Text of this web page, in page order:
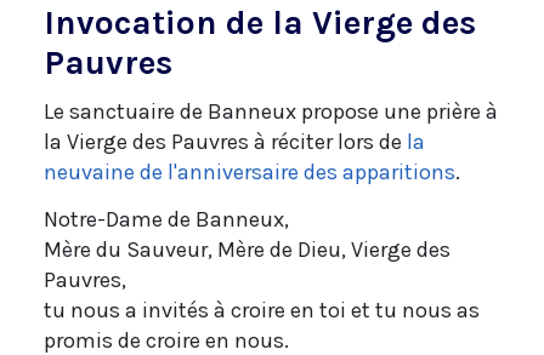
Invocation de la Vierge des
Pauvres
Le sanctuaire de Banneux propose une prière à
la Vierge des Pauvres à réciter lors de la
neuvaine de l'anniversaire des apparitions.
Notre-Dame de Banneux,
Mère du Sauveur, Mère de Dieu, Vierge des
Pauvres,
tu nous a invités à croire en toi et tu nous as
promis de croire en nous.